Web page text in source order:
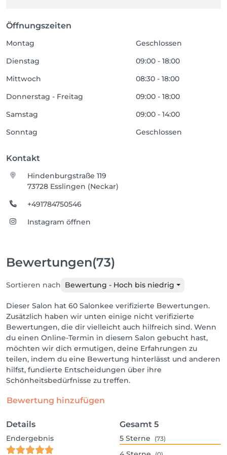
Öffnungszeiten
Montag
Geschlossen
Dienstag
09:00 - 18:00
Mittwoch
08:30 - 18:00
Donnerstag - Freitag
09:00 - 18:00
Samstag
09:00 - 14:00
Sonntag
Geschlossen
Kontakt
Hindenburgstraße 119
73728 Esslingen (Neckar)
+491784750546
Instagram öffnen
Bewertungen(73)
Sortieren nach Bewertung - Hoch bis niedrig
Dieser Salon hat 60 Salonkee verifizierte Bewertungen.
Zusätzlich haben wir unten einige nicht verifizierte
Bewertungen, die dir vielleicht auch hilfreich sind. Wenn
du einen Online-Termin in diesem Salon gebucht hast,
möchten wir dich ermutigen, deine Erfahrungen zu
teilen, indem du eine Bewertung hinterlässt und anderen
hilfst, fundierte Entscheidungen über ihre
Schönheitsbedürfnisse zu treffen.
Bewertung hinzufügen
Details
Endergebnis
Gesamt 5
5 Sterne (73)